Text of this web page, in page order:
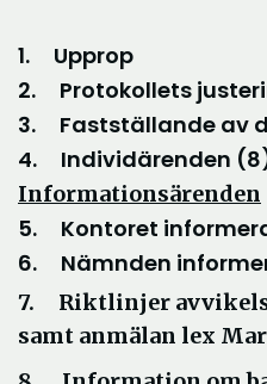
1. Upprop
2. Protokollets
3. Fastställande av
4. Individärenden
Informationsärenden
5. Kontoret
6. Nämnden
7. Riktlinjer
samt anmälan lex